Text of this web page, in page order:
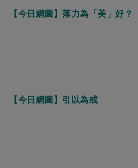
【今日網圖】落力為「美」好？
【今日網圖】引以為戒